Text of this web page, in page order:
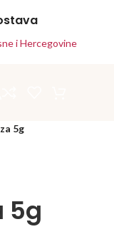
i Hercegovine
5g
5g